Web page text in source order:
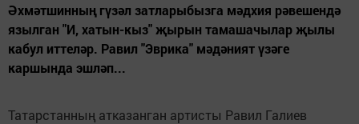
Әхмәтшинның гүзәл затларыбызга мәдхия рәвешендә
язылган "И, хатын-кыз" җырын тамашачылар җылы
кабул иттеләр. Равил "Эврика" мәдәният үзәге
каршында эшләп...
Татарстанның атказанган артисты Равил Галиев